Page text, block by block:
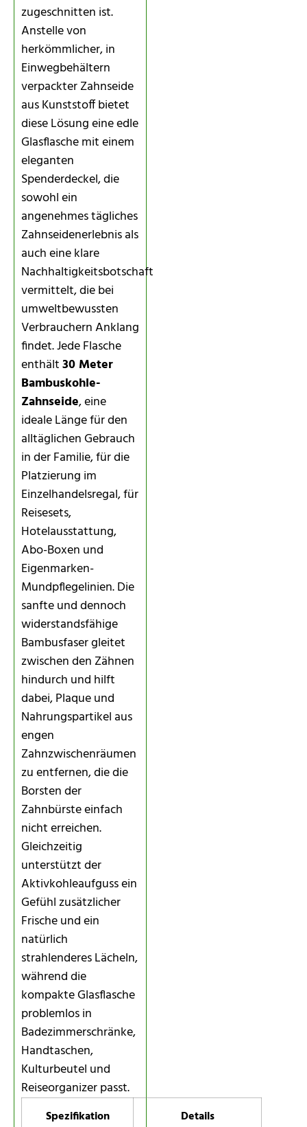
zugeschnitten ist.
Anstelle von
herkömmlicher, in
Einwegbehältern
verpackter Zahnseide
aus Kunststoff bietet
diese Lösung eine edle
Glasflasche mit einem
eleganten
Spenderdeckel, die
sowohl ein
angenehmes tägliches
Zahnseidenerlebnis als
auch eine klare
Nachhaltigkeitsbotschaft
vermittelt, die bei
umweltbewussten
Verbrauchern Anklang
findet. Jede Flasche
enthält30 Meter
Bambuskohle-
Zahnseide, eine
ideale Länge für den
alltäglichen Gebrauch
in der Familie, für die
Platzierung im
Einzelhandelsregal, für
Reisesets,
Hotelausstattung,
Abo-Boxen und
Eigenmarken-
Mundpflegelinien. Die
sanfte und dennoch
widerstandsfähige
Bambusfaser gleitet
zwischen den Zähnen
hindurch und hilft
dabei, Plaque und
Nahrungspartikel aus
engen
Zahnzwischenräumen
zu entfernen, die die
Borsten der
Zahnbürste einfach
nicht erreichen.
Gleichzeitig
unterstützt der
Aktivkohleaufguss ein
Gefühl zusätzlicher
Frische und ein
natürlich
strahlenderes Lächeln,
während die
kompakte Glasflasche
problemlos in
Badezimmerschränke,
Handtaschen,
Kulturbeutel und
Reiseorganizer passt.
Spezifikation Details